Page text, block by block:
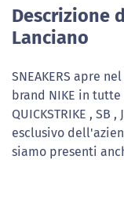
Descrizione
Lanciano
SNEAKERS apre
brand NIKE in tutte
QUICKSTRIKE ,
esclusivo
siamo presenti